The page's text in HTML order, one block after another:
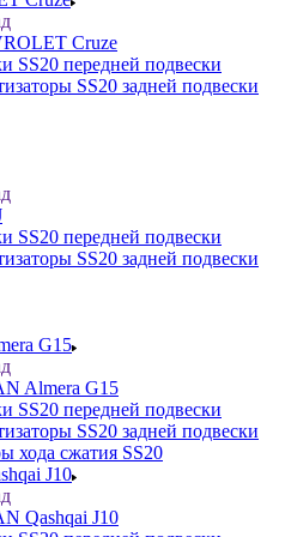
Cruze
SS20 передней подвески
SS20 задней подвески
SS20 передней подвески
SS20 задней подвески
G15
Almera G15
SS20 передней подвески
SS20 задней подвески
хода сжатия SS20
J10
Qashqai J10